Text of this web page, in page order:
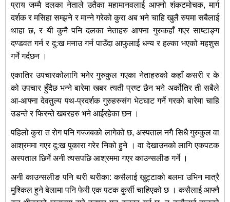
प्राय जम्मै दलका नेताले उतैका महामानवलाई आफ्नो शंकटमोचक, मार्ग
दर्शक र मसिहा सम्झने र मान्ने गरेको कुरा अब भने चाहि खुलै रुपमा सबैलाई
थाहा छ, र यी कुनै पनि दलका नेताहरु आफ्ना गुरुकहाँ गएर साष्टाङ्ग
दण्डवत गर्न र दु:ख मनाउ गर्न पाउँदा आफुलाई धन्य र हल्का भएको महशुस
गर्ने गर्दछन ।
एकातिर उपचारकोलागि भनेर गुरुकुल गएका नेताहरुको कहाँ कसरी र के
को उपचार हुँदैछ भन्ने बारेमा खबर त्यती प्रष्ट छैन भने अर्कोतिर ती सबैले
आ-आफ्ना देवतुल्य पथ-प्रदर्शक गुरुहरुसंग भेटघाट गर्ने गरको बारेमा चाहि
उडन्ते र फिरन्ते खबरहरु भने आईरहेका छन ।
पहिलो कुरा त रोग पनि गज्जबको लागेको छ, अस्पताल नगै सिधै गुरुकुल वा
आश्रममा गएर दु:ख पुकारा गरेर निको हुने । वा देखाउनको लागि एकपटक
अस्पताल छिर्ने अनी त्यसपछि आश्रममा गएर काउन्सलीङ गर्ने ।
अनी काउन्सलीङ पनि थरी थरीका: कसैलाई खुट्टाको बलमा उभिन मात्रै
मुश्किल हुने बेलामा पनि फेरी एक पटक कुर्सी चाहिएको छ । कसैलाई आफ्नै